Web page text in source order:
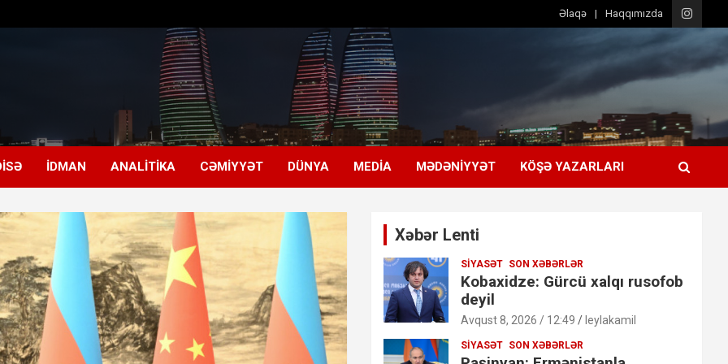
Əlaqə Haqqımızda
İDMAN ANALITIKA CƏMIYYƏT DÜNYA MEDIA MƏDƏNIYYƏT KÖŞƏ YAZARLARI
Xəbər Lenti
SIYASƏT SON XƏBƏRLƏR
Kobaxidze: Gürcü xalqı rusofob
deyil
Avqust 8, 2026 / 12:49 leylakamil
SIYASƏT SON XƏBƏRLƏR